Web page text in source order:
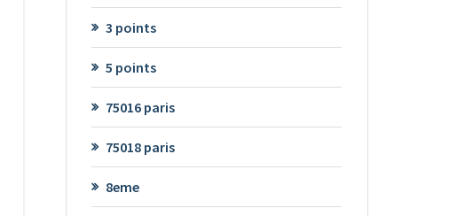
3 points
5 points
75016 paris
75018 paris
8eme